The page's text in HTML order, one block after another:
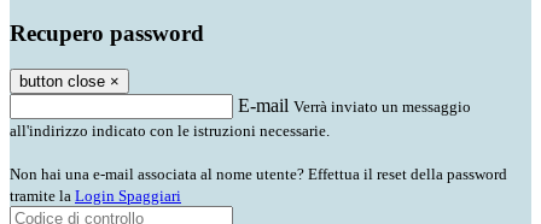
Recupero password
button close ×
E-mail Verrà inviato un messaggio
all'indirizzo indicato con le istruzioni necessarie.
Non hai una e-mail associata al nome utente? Effettua il reset della password
tramite la Login Spaggiari